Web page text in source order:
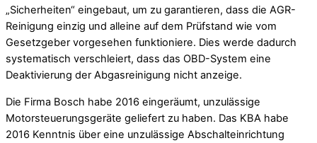
„Sicherheiten“ eingebaut, um zu garantieren, dass die AGR-
Reinigung einzig und alleine auf dem Prüfstand wie vom
Gesetzgeber vorgesehen funktioniere. Dies werde dadurch
systematisch verschleiert, dass das OBD-System eine
Deaktivierung der Abgasreinigung nicht anzeige.
Die Firma Bosch habe 2016 eingeräumt, unzulässige
Motorsteuerungsgeräte geliefert zu haben. Das KBA habe
2016 Kenntnis über eine unzulässige Abschalteinrichtung